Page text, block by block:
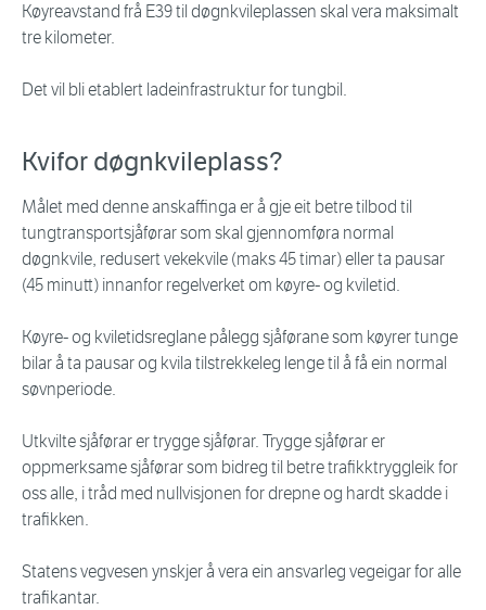
Køyreavstand frå E39 til døgnkvileplassen skal vera maksimalt
tre kilometer.
Det vil bli etablert ladeinfrastruktur for tungbil.
Kvifor døgnkvileplass?
Målet med denne anskaffinga er å gje eit betre tilbod til
tungtransportsjåførar som skal gjennomføra normal
døgnkvile, redusert vekekvile (maks 45 timar) eller ta pausar
(45 minutt) innanfor regelverket om køyre- og kviletid.
Køyre- og kviletidsreglane pålegg sjåførane som køyrer tunge
bilar å ta pausar og kvila tilstrekkeleg lenge til å få ein normal
søvnperiode.
Utkvilte sjåførar er trygge sjåførar. Trygge sjåførar er
oppmerksame sjåførar som bidreg til betre trafikktryggleik for
oss alle, i tråd med nullvisjonen for drepne og hardt skadde i
trafikken.
Statens vegvesen ynskjer å vera ein ansvarleg vegeigar for alle
trafikantar.